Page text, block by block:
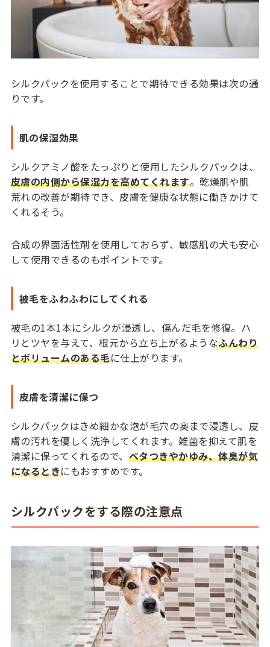
シルクパックを使用することで期待できる効果は次の通
りです。
肌の保湿効果
シルクアミノ酸をたっぷりと使用したシルクパックは、
皮膚の内側から保湿力を高めてくれます。乾燥肌や肌
荒れの改善が期待でき、皮膚を健康な状態に働きかけて
くれるそう。
合成の界面活性剤を使用しておらず、敏感肌の犬も安心
して使用できるのもポイントです。
被毛をふわふわにしてくれる
被毛の1本1本にシルクが浸透し、傷んだ毛を修復。ハ
リとツヤを与えて、根元から立ち上がるようなふんわり
とボリュームのある毛に仕上がります。
皮膚を清潔に保つ
シルクパックはきめ細かな泡が毛穴の奥まで浸透し、皮
膚の汚れを優しく洗浄してくれます。雑菌を抑えて肌を
清潔に保ってくれるので、 ベタつきやかゆみ、体臭が気
になるときにもおすすめです。
シルクパックをする際の注意点